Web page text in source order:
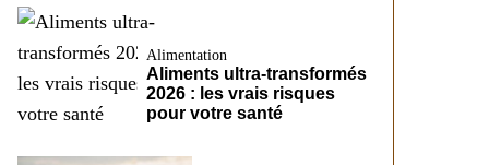
Alimentation
Aliments ultra-transformés
2026 : les vrais risques
pour votre santé